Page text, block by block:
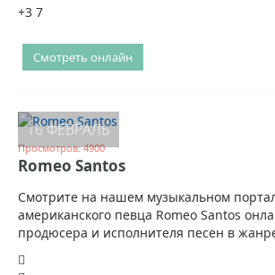
+3 7
Смотреть онлайн
16 ФЕВРАЛЬ
Просмотров: 4900
Romeo Santos
Смотрите на нашем музыкальном
американского певца Romeo Santos
продюсера и исполнителя песен в